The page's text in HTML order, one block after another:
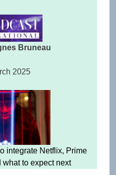
Bruneau
2025
integrate Netflix, Prime
what to expect next